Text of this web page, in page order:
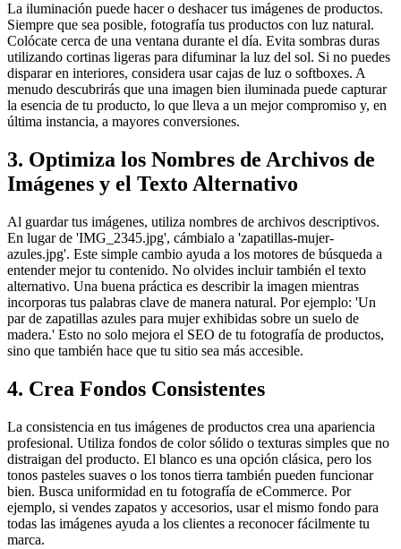
La iluminación puede hacer o deshacer tus imágenes de productos.
Siempre que sea posible, fotografía tus productos con luz natural.
Colócate cerca de una ventana durante el día. Evita sombras duras
utilizando cortinas ligeras para difuminar la luz del sol. Si no puedes
disparar en interiores, considera usar cajas de luz o softboxes. A
menudo descubrirás que una imagen bien iluminada puede capturar
la esencia de tu producto, lo que lleva a un mejor compromiso y, en
última instancia, a mayores conversiones.
3. Optimiza los Nombres de Archivos de
Imágenes y el Texto Alternativo
Al guardar tus imágenes, utiliza nombres de archivos descriptivos.
En lugar de 'IMG_2345.jpg', cámbialo a 'zapatillas-mujer-
azules.jpg'. Este simple cambio ayuda a los motores de búsqueda a
entender mejor tu contenido. No olvides incluir también el texto
alternativo. Una buena práctica es describir la imagen mientras
incorporas tus palabras clave de manera natural. Por ejemplo: 'Un
par de zapatillas azules para mujer exhibidas sobre un suelo de
madera.' Esto no solo mejora el SEO de tu fotografía de productos,
sino que también hace que tu sitio sea más accesible.
4. Crea Fondos Consistentes
La consistencia en tus imágenes de productos crea una apariencia
profesional. Utiliza fondos de color sólido o texturas simples que no
distraigan del producto. El blanco es una opción clásica, pero los
tonos pasteles suaves o los tonos tierra también pueden funcionar
bien. Busca uniformidad en tu fotografía de eCommerce. Por
ejemplo, si vendes zapatos y accesorios, usar el mismo fondo para
todas las imágenes ayuda a los clientes a reconocer fácilmente tu
marca.